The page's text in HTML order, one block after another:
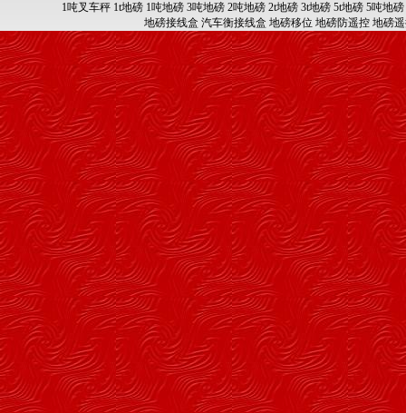
1吨叉车秤 1t地磅 1吨地磅 3吨地磅 2吨地磅 2t地磅 3t地磅 5t地磅 5吨地磅
地磅接线盒 汽车衡接线盒 地磅移位 地磅防遥控 地磅